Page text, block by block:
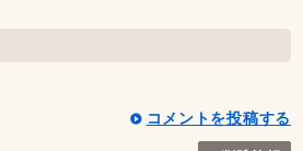
コメントを投稿する